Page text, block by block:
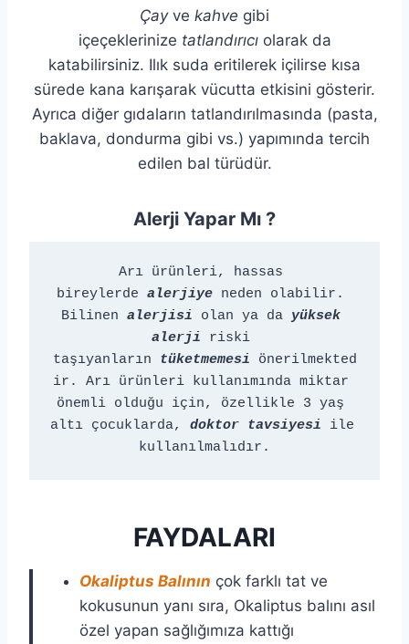
Çayve kahve gibi
içeçeklerinize tatlandırıcı olarak da
katabilirsiniz. Ilık suda eritilerek içilirse kısa
sürede kana karışarak vücutta etkisini gösterir.
Ayrıca diğer gıdaların tatlandırılmasında (pasta,
baklava, dondurma gibi vs.) yapımında tercih
edilen bal türüdür.
Alerji Yapar Mı ?
Arı ürünleri, hassas
bireylerde alerjiye neden olabilir.
Bilinen alerjisi olan ya da yüksek
alerji
riski
taşıyanların tüketmemesi önerilmekted
ir. Arı ürünleri kullanımında miktar
önemli olduğu için, özellikle 3 yaş
altı çocuklarda, doktor tavsiyesi ile
kullanılmalıdır.
FAYDALARI
Okaliptus Balının çok farklı tat ve
kokusunun yanı sıra, Okaliptus balını asıl
özel yapan sağlığımıza kattığı